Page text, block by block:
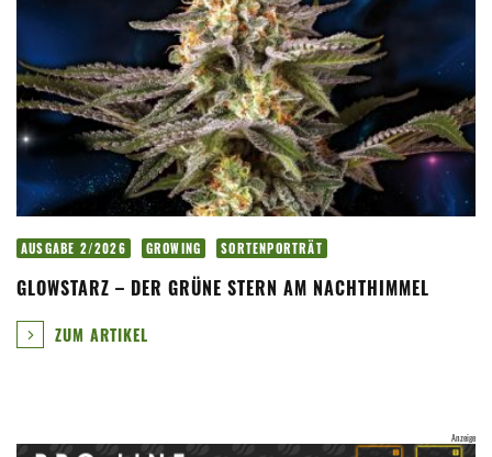
AUSGABE 2/2026 GROWING SORTENPORTRÄT
GLOWSTARZ – DER GRÜNE STERN AM NACHTHIMMEL
ZUM ARTIKEL